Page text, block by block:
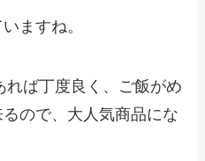
ますね。
れば丁度良く、ご飯がめ
ので、大人気商品にな